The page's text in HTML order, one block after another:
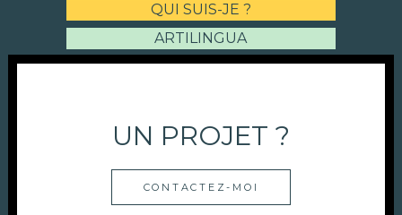
QUI SUIS-JE ?
ARTILINGUA
UN PROJET ?
CONTACTEZ-MOI